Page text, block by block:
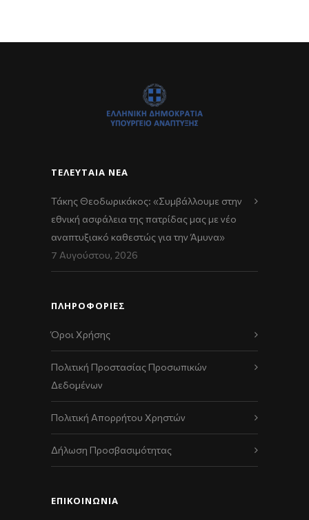
ΤΕΛΕΥΤΑΊΑ ΝΈΑ
Τάκης Θεοδωρικάκος: «Συμβάλλουμε στην
εθνική ασφάλεια της πατρίδας μας με νέο
αναπτυξιακό καθεστώς για την Άμυνα»
7 Αυγούστου, 2026
ΠΛΗΡΟΦΟΡΙΕΣ
Όροι Χρήσης
Πολιτική Προστασίας Προσωπικών
Δεδομένων
Πολιτική Απορρήτου Χρηστών
Δήλωση Προσβασιμότητας
ΕΠΙΚΟΙΝΩΝΊΑ